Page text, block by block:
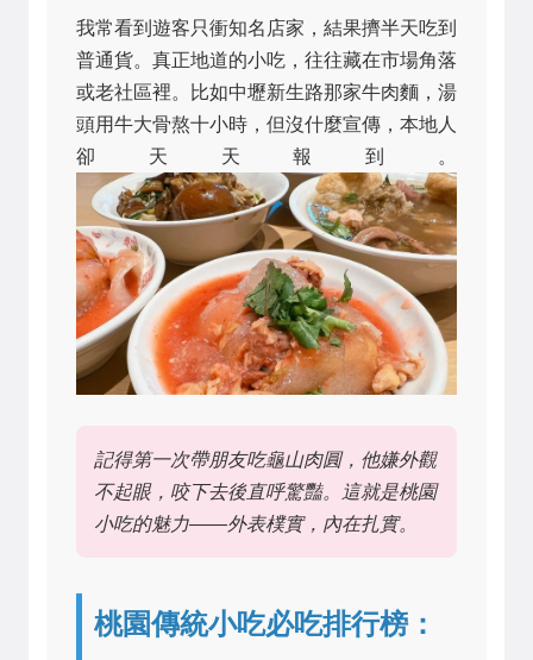
我常看到遊客只衝知名店家，結果擠半天吃到
普通貨。真正地道的小吃，往往藏在市場角落
或老社區裡。比如中壢新生路那家牛肉麵，湯
頭用牛大骨熬十小時，但沒什麼宣傳，本地人
卻天天報到。
記得第一次帶朋友吃龜山肉圓，他嫌外觀
不起眼，咬下去後直呼驚豔。這就是桃園
小吃的魅力——外表樸實，內在扎實。
桃園傳統小吃必吃排行榜：